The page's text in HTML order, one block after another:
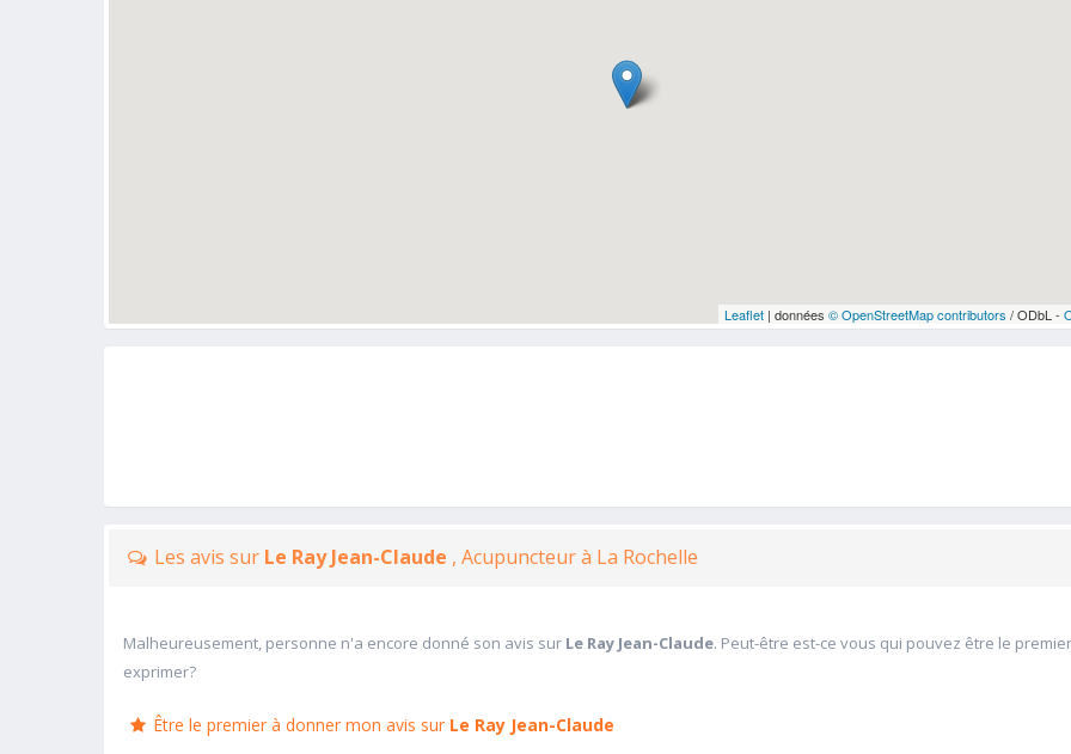
Leaflet| données © OpenStreetMap contributors / ODbL -
Les avis sur Le Ray Jean-Claude , Acupuncteur à La Rochelle
Malheureusement, personne n'a encore donné son avis sur Le Ray Jean-Claude. Peut-être est-ce vous qui pouvez être le
exprimer?
Être le premier à donner mon avis sur Le Ray Jean-Claude